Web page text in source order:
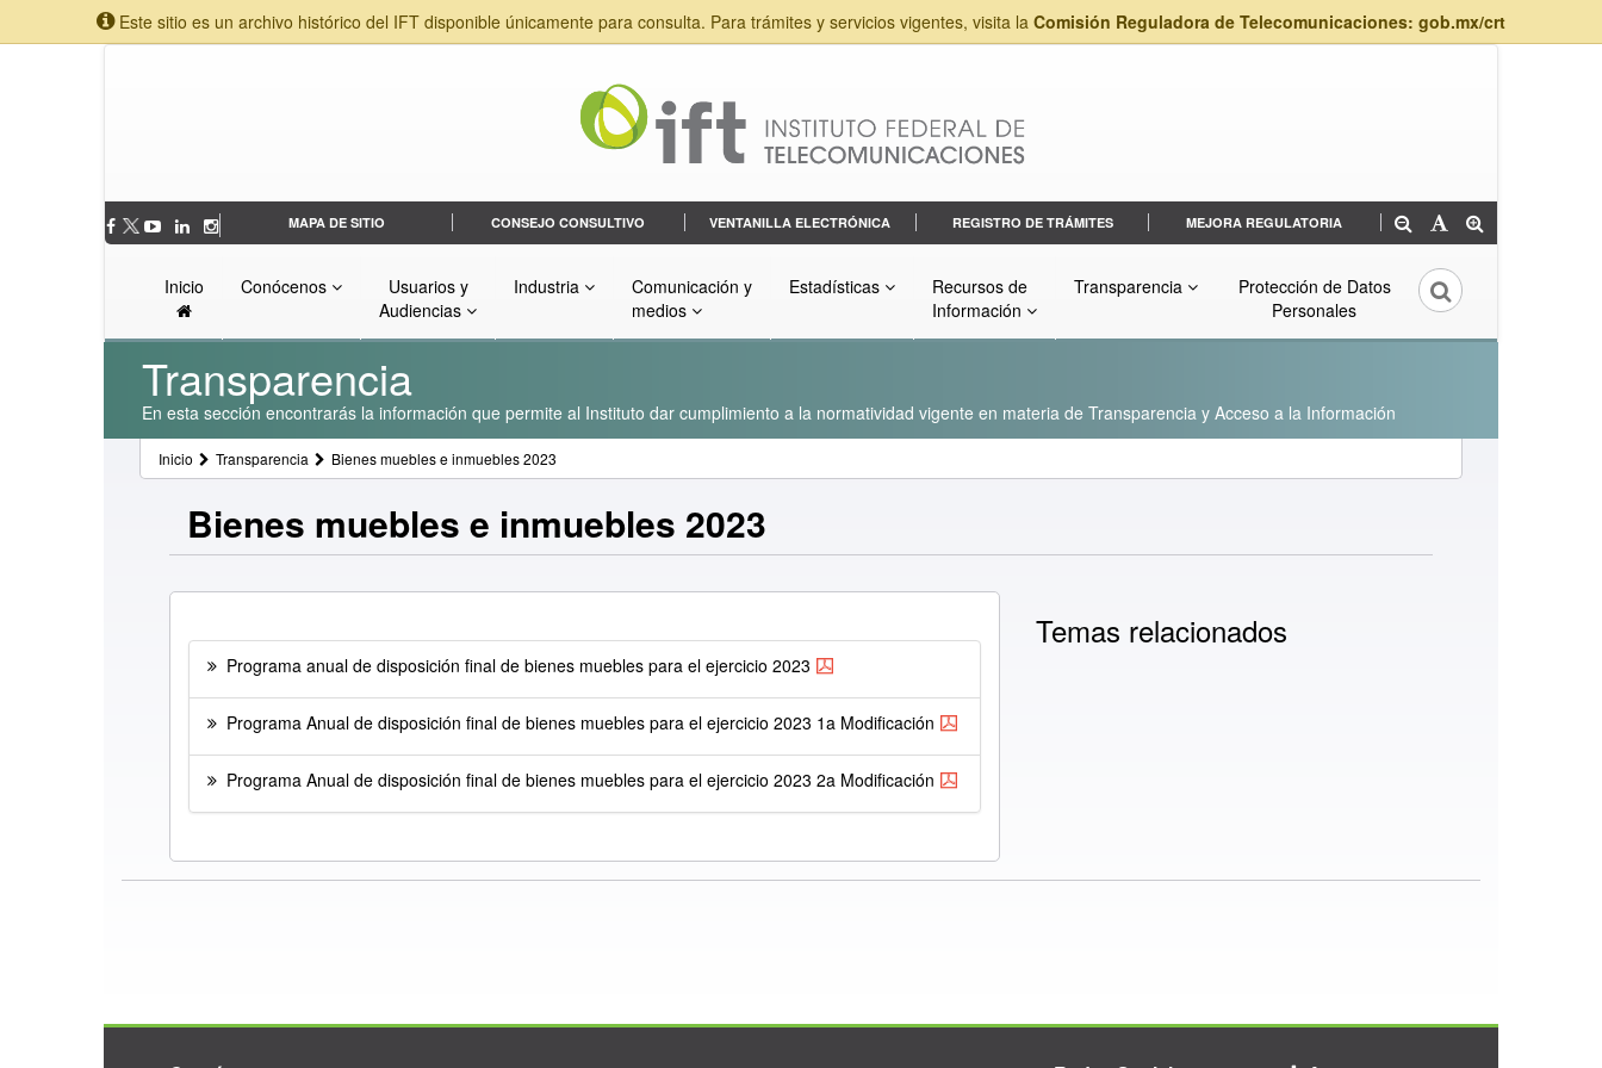
Este sitio es un archivo histórico del IFT disponible únicamente para consulta. Para trámites y servicios vigentes, visita la Comisión Reguladora de Telecomunicaciones: gob.mx/crt
MAPA DE SITIO CONSEJO CONSULTIVO VENTANILLA ELECTRÓNICA REGISTRO DE TRÁMITES MEJORA REGULATORIA
Inicio Conócenos
Usuarios y
Audiencias
Industria
Comunicación y
medios
Estadísticas
Recursos de
Información
Transparencia
Protección de Datos
Personales
Transparencia
En esta sección encontrarás la información que permite al Instituto dar cumplimiento a la normatividad vigente en materia de Transparencia y Acceso a la Información
Inicio Transparencia Bienes muebles e inmuebles 2023
Bienes muebles e inmuebles 2023
Programa anual de disposición final de bienes muebles para el ejercicio 2023
Programa Anual de disposición final de bienes muebles para el ejercicio 2023 1a Modificación
Programa Anual de disposición final de bienes muebles para el ejercicio 2023 2a Modificación
Temas relacionados